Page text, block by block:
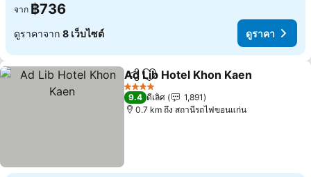
จาก ฿736
ดูราคาจาก 8 เว็บไซต์ ดูราคา
แชร์ เพิ่มในรายการโปรด
Ad Lib Hotel Khon Kaen
4 ดาว
9.4 ดีเลิศ
1,891
0.7 km ถึง สถานีรถไฟขอนแก่น